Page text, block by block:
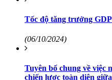
Tốc độ tăng trưởng
(06/10/2024)
Tuyên bố chung về việc
chiến lược toàn diện